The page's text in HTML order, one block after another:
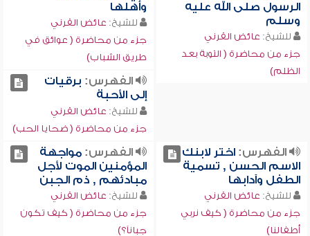
الرسول صلى الله عليه
وسلم
للشيخ: عائض القرني
جزء من محاضرة ( التوبة بعد
الظلم)
وأهلها
للشيخ: عائض القرني
جزء من محاضرة ( عوائق في
طريق الشباب)
الفهرس: برقيات
إلى الأحبة
للشيخ: عائض القرني
جزء من محاضرة ( ضحايا الحب)
الفهرس:اختر لابنك
الاسم الحسن , تسمية
الطفل وآدابها
للشيخ: عائض القرني
جزء من محاضرة ( كيف نربي
أطفالنا)
الفهرس:مواجهة
المؤمنين الموت لأجل
مبادئهم , ذم الجبن
للشيخ: عائض القرني
جزء من محاضرة ( كيف تكون
جباناً؟)